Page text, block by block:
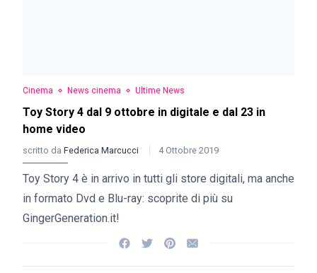
Cinema News cinema Ultime News
Toy Story 4 dal 9 ottobre in digitale e dal 23 in
home video
scritto da Federica Marcucci 4 Ottobre 2019
Toy Story 4 è in arrivo in tutti gli store digitali, ma anche
in formato Dvd e Blu-ray: scoprite di più su
GingerGeneration.it!